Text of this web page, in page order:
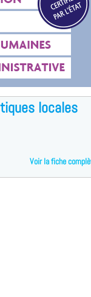
locales
Voir la fiche